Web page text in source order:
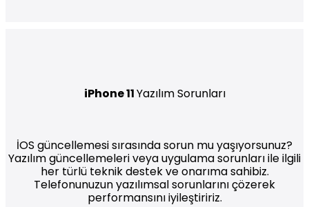
iPhone 11Yazılım Sorunları
İOS güncellemesi sırasında sorun mu yaşıyorsunuz?
Yazılım güncellemeleri veya uygulama sorunları ile ilgili
her türlü teknik destek ve onarıma sahibiz.
Telefonunuzun yazılımsal sorunlarını çözerek
performansını iyileştiririz.